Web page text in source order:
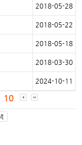
2018-05-28
2018-05-22
2018-05-18
2018-03-30
2024-10-11
10